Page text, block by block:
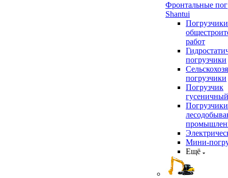
Фронтальные
Shantui
работ
погрузчики
погрузчики
Погрузчик
гусеничный
Мини-
Ещё